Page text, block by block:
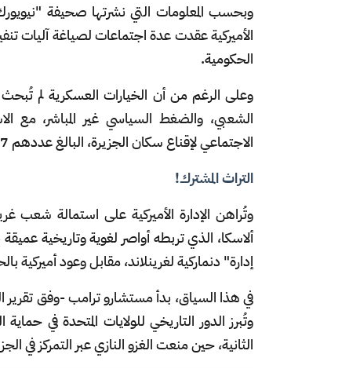
وبحسب المعلومات التي نشرتها صحيفة
الأميركية عقدت عدة اجتماعات لصياغة آليات
الحكومية.
وعلى الرغم من أن الخيارات العسكرية لم
الشعبي، والضغط السياسي غير المباشر، مع
الاجتماعي لإقناع سكان الجزيرة، البالغ عددهم 57 ألف نسمة، بضرورة الانضمام إلى الولايات المتحدة.
التراث المشترك!
وتُراهن الإدارة الأميركية على استمالة شعب
ألاسكا، الذي تربطه أواصر لغوية وتاريخية
إدارة" دنماركية لغرينلاند، مقابل وعود أميركية
في هذا السياق، بدأ مستشارو ترامب -وفق تقرير
وتُبرز الدور التاريخي للولايات المتحدة في
الثانية، حين منعت الغزو النازي عبر التمركز